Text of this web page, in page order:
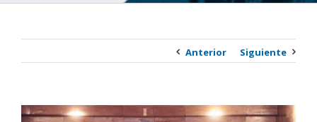
Anterior Siguiente
Ver